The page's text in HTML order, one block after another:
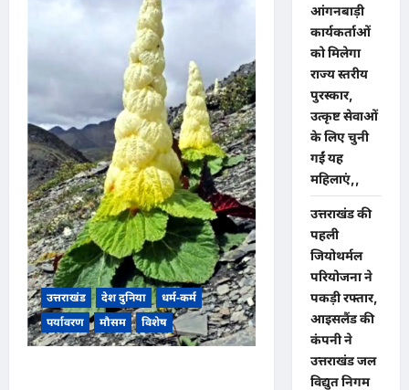
आरक्षण
प्रणाली
गरमाई
सियासत,
जातिगत
आरक्षण
के
विरोध
में
सड़कों
पर
उतरे
लाखों
युवा,
जातिगत
नहीं
आर्थिक
आधार
पर
कोटे
की
उठी
मांग,,,
उत्तराखंड देश दुनिया
धर्म-कर्म
पर्यावरण
मौसम विशेष
आंगनबाड़ी
कार्यकर्ताओं
को मिलेगा
राज्य स्तरीय
पुरस्कार,
उत्कृष्ट सेवाओं
के लिए चुनी
गईं यह
महिलाएं,,
उत्तराखंड की
पहली
जियोथर्मल
परियोजना ने
पकड़ी रफ्तार,
आइसलैंड की
कंपनी ने
उत्तराखंड जल
विद्युत निगम